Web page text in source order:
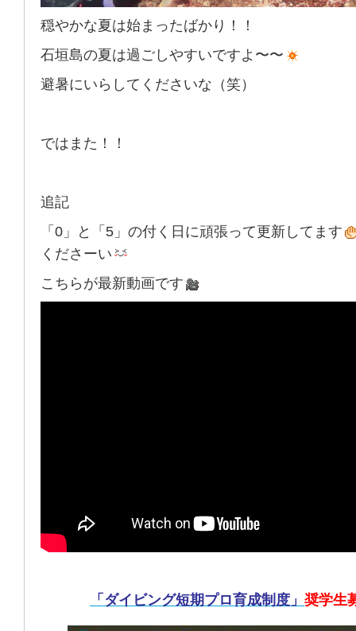
穏やかな夏は始まったばかり！！
石垣島の夏は過ごしやすいですよ〜〜
避暑にいらしてくださいな（笑）
ではまた！！
追記
「0」と「5」の付く日に頑張って更新してます
くださーい
こちらが最新動画です
「ダイビング短期プロ育成制度」 奨学生